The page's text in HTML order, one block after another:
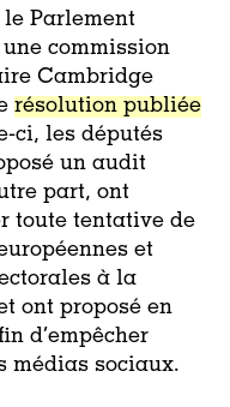
le Parlement
une commission
Cambridge
résolution publiée
ci, les députés
un audit
part, ont
toute tentative de
et
à la
ont proposé en
d’empêcher
médias sociaux.